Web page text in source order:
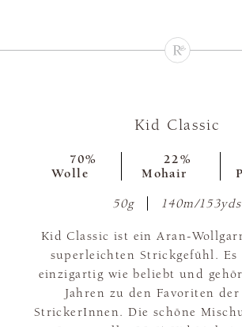
Kid Classic
70%
Wolle
22%
Mohair
50g 140m/153yds
Kid Classic ist ein Aran-
superleichten Strickgefühl. Es
einzigartig wie beliebt und
Jahren zu den Favoriten der
StrickerInnen. Die schöne